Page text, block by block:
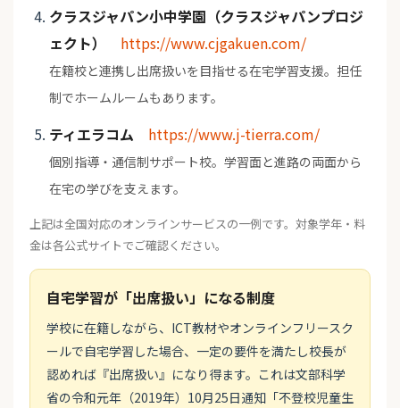
クラスジャパン小中学園（クラスジャパンプロジ
ェクト）
https://www.cjgakuen.com/
在籍校と連携し出席扱いを目指せる在宅学習支援。担任
制でホームルームもあります。
ティエラコム https://www.j-tierra.com/
個別指導・通信制サポート校。学習面と進路の両面から
在宅の学びを支えます。
上記は全国対応のオンラインサービスの一例です。対象学年・料
金は各公式サイトでご確認ください。
自宅学習が「出席扱い」になる制度
学校に在籍しながら、ICT教材やオンラインフリースク
ールで自宅学習した場合、一定の要件を満たし校長が
認めれば『出席扱い』になり得ます。これは文部科学
省の令和元年（2019年）10月25日通知「不登校児童生